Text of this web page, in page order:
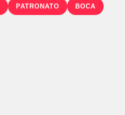
PATRONATO BOCA